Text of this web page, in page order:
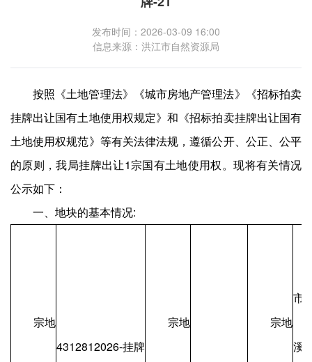
发布时间：2026-03-09 16:00
信息来源：洪江市自然资源局
按照《土地管理法》《城市房地产管理法》《招标拍卖
挂牌出让国有土地使用权规定》和《招标拍卖挂牌出让国有
土地使用权规范》等有关法律法规，遵循公开、公正、公平
的原则，我局挂牌出让1宗国有土地使用权。现将有关情况
公示如下：
一、地块的基本情况:
宗地
4312812026-挂牌
宗地 宗地
市
溪